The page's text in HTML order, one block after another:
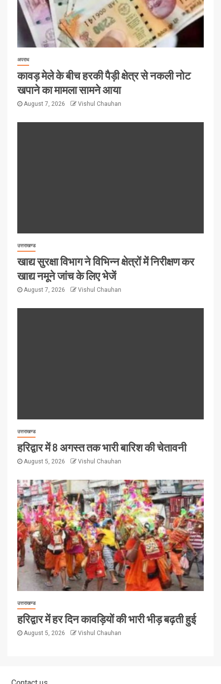
अपराध
कावड़ मेले के बीच हरकी पैड़ी क्षेत्र से नकली नोट
खपाने का मामला सामने आया
August 7, 2026 Vishul Chauhan
उत्तराखण्ड
खाद्य सुरक्षा विभाग ने विभिन्न क्षेत्रों में निरीक्षण कर
खाद्य नमूने जांच के लिए भेजें
August 7, 2026 Vishul Chauhan
उत्तराखण्ड
हरिद्वार में 8 अगस्त तक भारी बारिश की चेतावनी
August 5, 2026 Vishul Chauhan
उत्तराखण्ड
हरिद्वार में हर दिन कावड़ियों की भारी भीड़ बढ़ती हुई
August 5, 2026 Vishul Chauhan